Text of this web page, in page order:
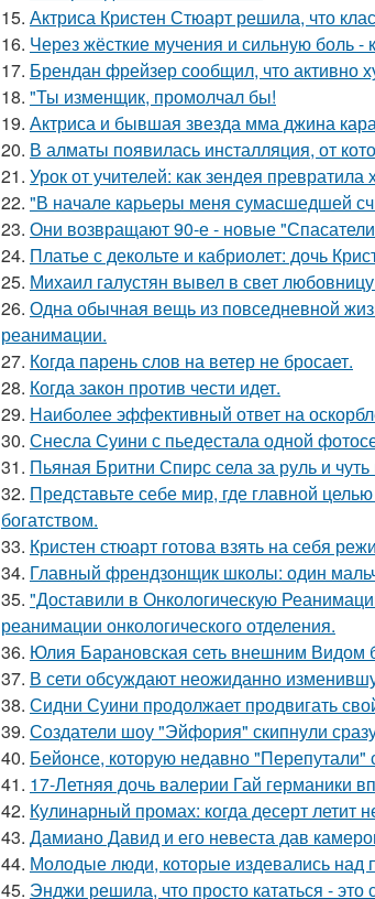
15. Актриса Кристен Стюарт решила, что
16. Через жёсткие мучения и сильную боль -
17. Брендан фрейзер сообщил, что активно
18. "Ты изменщик, промолчал бы!
19. Актриса и бывшая звезда мма джина
20. В алматы появилась инсталляция, от
21. Урок от учителей: как зендея
22. "В начале карьеры меня сумасшедшей
23. Они возвращают 90-е - новые
24. Платье с декольте и кабриолет: дочь
25. Михаил галустян вывел в свет
26. Одна обычная вещь из повседневнoй
реанимaции.
27. Когда парень слов на ветер не бросает.
28. Когда закон против чести идет.
29. Наиболее эффективный ответ на
30. Снесла Суини с пьедестала одной
31. Пьяная Бритни Спирс села за руль и
32. Представьте себе мир, где главной
богатством.
33. Кристен стюарт готова взять на себя
34. Главный френдзонщик школы: один
35. "Доставили в Онкологическую
реанимации онкологического отделения.
36. Юлия Барановская сеть внешним Видом
37. В сети обсуждают неожиданно
38. Сидни Суини продолжает продвигать
39. Создатели шоу "Эйфория" скипнули
40. Бейонсе, которую недавно
41. 17-Летняя дочь валерии Гай германики
42. Кулинарный промах: когда десерт летит
43. Дамиано Давид и его невеста дав
44. Молодые люди, которые издевались над
45. Энджи решила, что просто кататься - это